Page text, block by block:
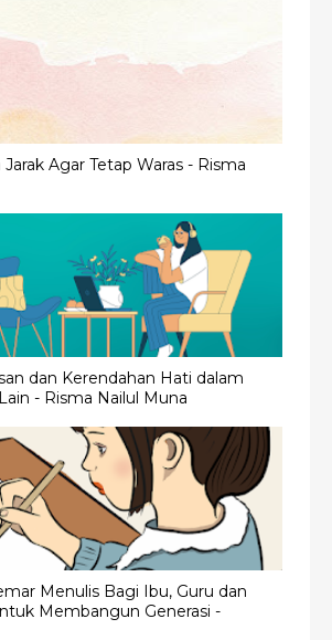
Agar Tetap Waras - Risma
dan Kerendahan Hati dalam
- Risma Nailul Muna
Menulis Bagi Ibu, Guru dan
Membangun Generasi -